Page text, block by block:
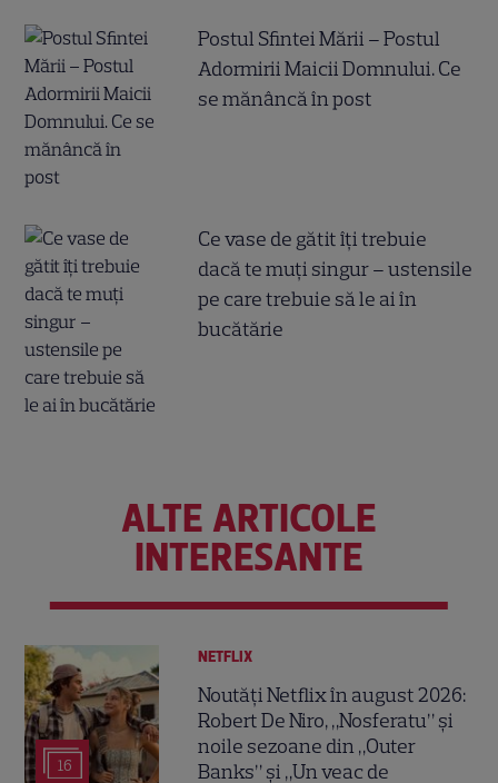
Postul Sfintei Mării – Postul
Adormirii Maicii Domnului. Ce
se mănâncă în post
Ce vase de gătit îți trebuie
dacă te muți singur – ustensile
pe care trebuie să le ai în
bucătărie
ALTE ARTICOLE
INTERESANTE
16
NETFLIX
Noutăți Netflix în august 2026:
Robert De Niro, „Nosferatu” și
noile sezoane din „Outer
Banks” și „Un veac de